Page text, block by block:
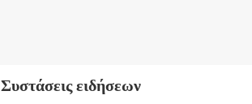
Συστάσεις ειδήσεων